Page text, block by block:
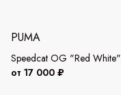
PUMA
Speedcat OG "Red White"
от 17 000 ₽